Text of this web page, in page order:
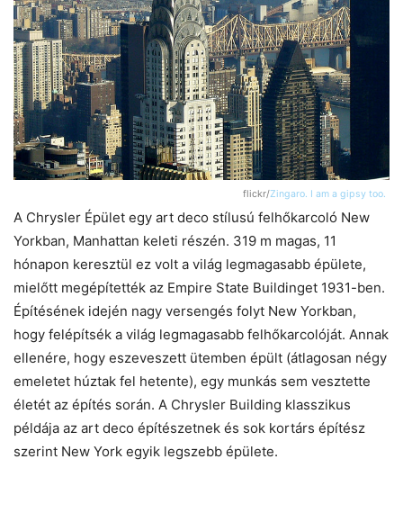
flickr/Zingaro. I am a gipsy too.
A Chrysler Épület egy art deco stílusú felhőkarcoló New
Yorkban, Manhattan keleti részén. 319 m magas, 11
hónapon keresztül ez volt a világ legmagasabb épülete,
mielőtt megépítették az Empire State Buildinget 1931-ben.
Építésének idején nagy versengés folyt New Yorkban,
hogy felépítsék a világ legmagasabb felhőkarcolóját. Annak
ellenére, hogy eszeveszett ütemben épült (átlagosan négy
emeletet húztak fel hetente), egy munkás sem vesztette
életét az építés során. A Chrysler Building klasszikus
példája az art deco építészetnek és sok kortárs építész
szerint New York egyik legszebb épülete.